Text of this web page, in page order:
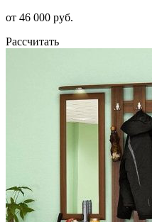
от 46 000 руб.
Рассчитать